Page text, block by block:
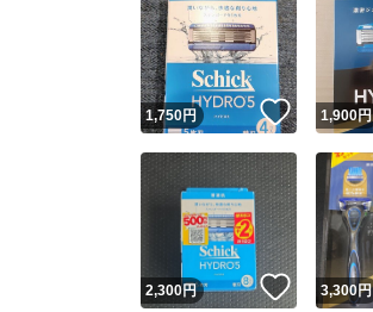
1,750円 いいね！
1,900円
2,300円 いいね！
3,300円